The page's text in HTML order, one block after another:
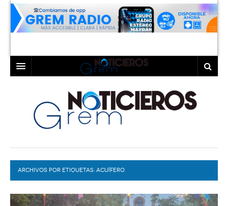
LAGUNA
TORREÓN
GÓMEZ PALACIO
LERDO
COAHUILA
DURANGO
DEPORTES
ARCHIVOS POR ETIQUETAS: ACUÍFERO